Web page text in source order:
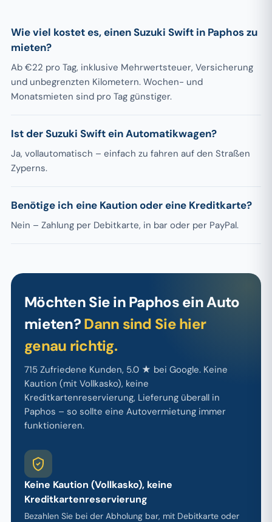
Wie viel kostet es, einen Suzuki Swift in Paphos zu
mieten?
Ab €22 pro Tag, inklusive Mehrwertsteuer, Versicherung
und unbegrenzten Kilometern. Wochen- und
Monatsmieten sind pro Tag günstiger.
Ist der Suzuki Swift ein Automatikwagen?
Ja, vollautomatisch – einfach zu fahren auf den Straßen
Zyperns.
Benötige ich eine Kaution oder eine Kreditkarte?
Nein – Zahlung per Debitkarte, in bar oder per PayPal.
Möchten Sie in Paphos ein Auto
mieten?Dann sind Sie hier
genau richtig.
715 Zufriedene Kunden, 5.0 ★ bei Google. Keine
Kaution (mit Vollkasko), keine
Kreditkartenreservierung, Lieferung überall in
Paphos – so sollte eine Autovermietung immer
funktionieren.
Keine Kaution (Vollkasko), keine
Kreditkartenreservierung
Bezahlen Sie bei der Abholung bar, mit Debitkarte oder